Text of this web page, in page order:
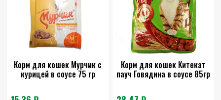
Корм для кошек Мурчик с
курицей в соусе 75 гр
Корм для кошек Китекат
пауч Говядина в соусе 85гр